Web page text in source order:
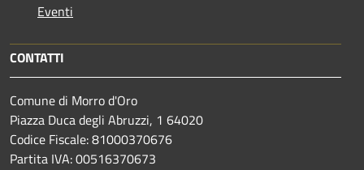
Eventi
CONTATTI
Comune di Morro d'Oro
Piazza Duca degli Abruzzi, 1 64020
Codice Fiscale: 81000370676
Partita IVA: 00516370673